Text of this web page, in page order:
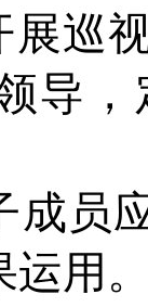
展巡
导
成员
运用